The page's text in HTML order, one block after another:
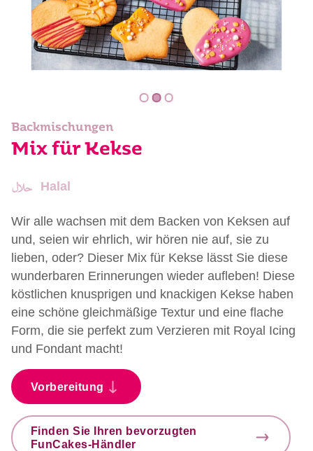
Backmischungen
Mix für Kekse
Halal
Wir alle wachsen mit dem Backen von Keksen auf
und, seien wir ehrlich, wir hören nie auf, sie zu
lieben, oder? Dieser Mix für Kekse lässt Sie diese
wunderbaren Erinnerungen wieder aufleben! Diese
köstlichen knusprigen und knackigen Kekse haben
eine schöne gleichmäßige Textur und eine flache
Form, die sie perfekt zum Verzieren mit Royal Icing
und Fondant macht!
Vorbereitung
Finden Sie Ihren bevorzugten
FunCakes-Händler